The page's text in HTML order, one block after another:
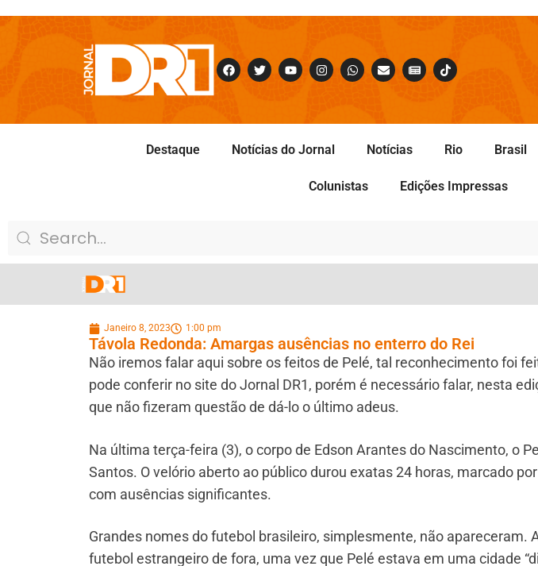
Destaque Notícias do Jornal Notícias Rio Brasil
Colunistas Edições Impressas
Janeiro 8, 2023 1:00 pm
Távola Redonda: Amargas ausências no enterro do Rei
Não iremos falar aqui sobre os feitos de Pelé, tal reconhecimento foi
pode conferir no site do Jornal DR1, porém é necessário falar, nesta
que não fizeram questão de dá-lo o último adeus.
Na última terça-feira (3), o corpo de Edson Arantes do Nascimento, o
Santos. O velório aberto ao público durou exatas 24 horas, marcado
com ausências significantes.
Grandes nomes do futebol brasileiro, simplesmente, não apareceram.
futebol estrangeiro de fora, uma vez que Pelé estava em uma cidade